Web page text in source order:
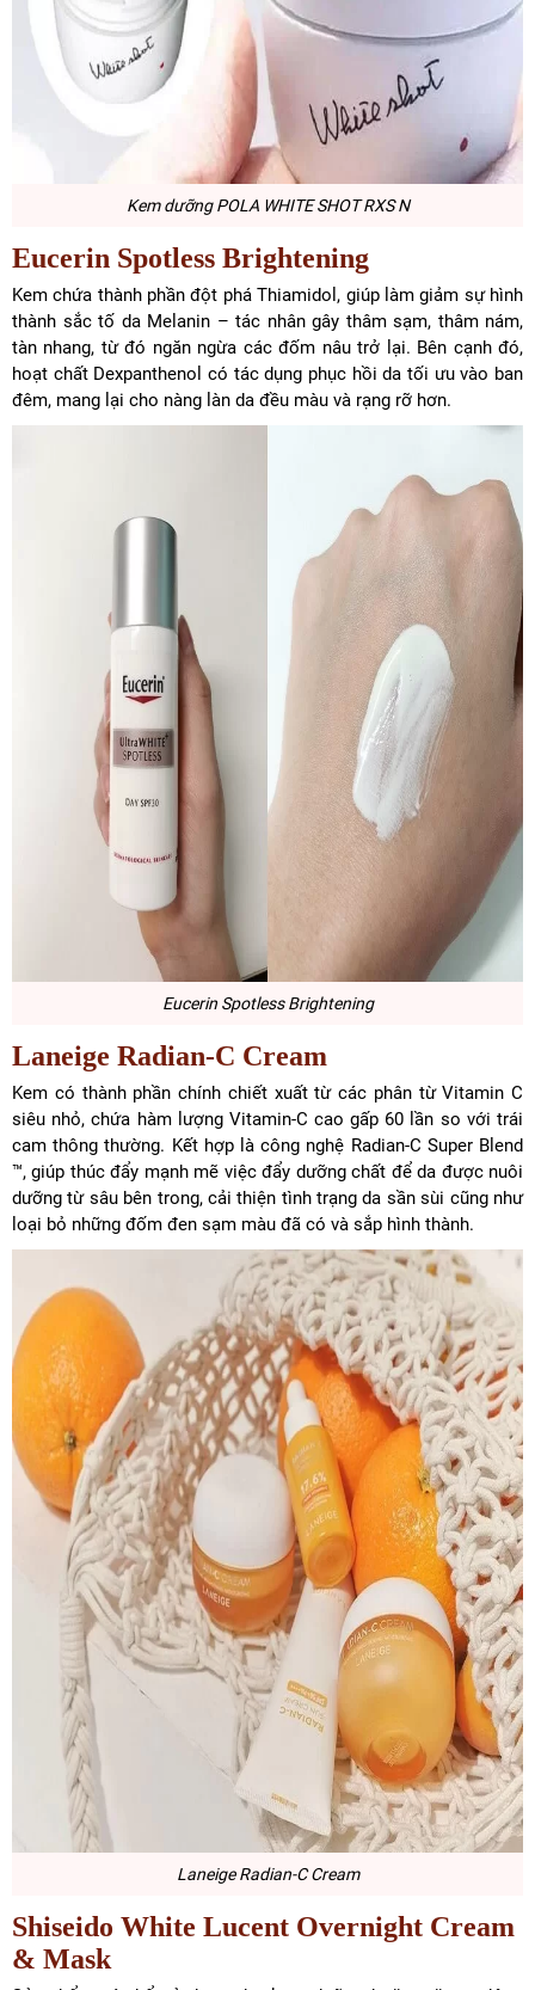
Kem dưỡng POLA WHITE SHOT RXS N
Eucerin Spotless Brightening
Kem chứa thành phần đột phá Thiamidol, giúp làm giảm sự hình
thành sắc tố da Melanin – tác nhân gây thâm sạm, thâm nám,
tàn nhang, từ đó ngăn ngừa các đốm nâu trở lại. Bên cạnh đó,
hoạt chất Dexpanthenol có tác dụng phục hồi da tối ưu vào ban
đêm, mang lại cho nàng làn da đều màu và rạng rỡ hơn.
Eucerin Spotless Brightening
Laneige Radian-C Cream
Kem có thành phần chính chiết xuất từ các phân từ Vitamin C
siêu nhỏ, chứa hàm lượng Vitamin-C cao gấp 60 lần so với trái
cam thông thường. Kết hợp là công nghệ Radian-C Super Blend
™, giúp thúc đẩy mạnh mẽ việc đẩy dưỡng chất để da được nuôi
dưỡng từ sâu bên trong, cải thiện tình trạng da sần sùi cũng như
loại bỏ những đốm đen sạm màu đã có và sắp hình thành.
Laneige Radian-C Cream
Shiseido White Lucent Overnight Cream
& Mask